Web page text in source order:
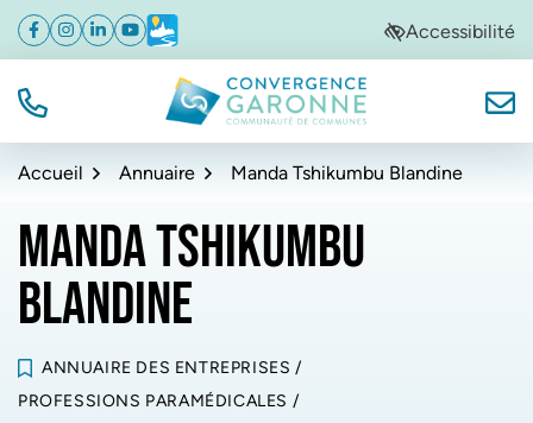
Aller
navigation
Aller
au
Aller
au
de
Facebook
(ouverture dans un nouvel onglet)
Instagram
(ouverture dans un nouvel onglet)
Linkedin
(ouverture dans un nouvel onglet)
YouTube
(ouverture dans un nouvel onglet)
Météo
(ouverture dans un nouvel onglet)Accessibilité
TÉL. Convergence Garonne
Accueil Annuaire Manda Tshikumbu Blandine
MANDA TSHIKUMBU
BLANDINE
ANNUAIRE DES ENTREPRISES /
PROFESSIONS PARAMÉDICALES /